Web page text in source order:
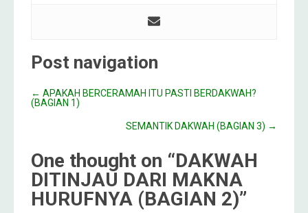
Post navigation
← APAKAH BERCERAMAH ITU PASTI BERDAKWAH?
(BAGIAN 1)
SEMANTIK DAKWAH (BAGIAN 3) →
One thought on “DAKWAH
DITINJAU DARI MAKNA
HURUFNYA (BAGIAN 2)”